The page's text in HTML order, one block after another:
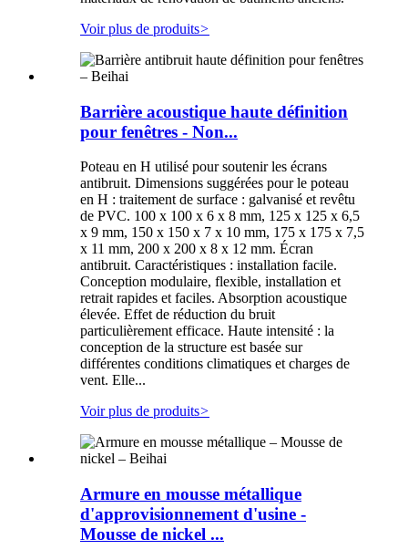
Voir plus de produits>
Barrière acoustique haute définition
pour fenêtres - Non...
Poteau en H utilisé pour soutenir les écrans
antibruit. Dimensions suggérées pour le poteau
en H : traitement de surface : galvanisé et revêtu
de PVC. 100 x 100 x 6 x 8 mm, 125 x 125 x 6,5
x 9 mm, 150 x 150 x 7 x 10 mm, 175 x 175 x 7,5
x 11 mm, 200 x 200 x 8 x 12 mm. Écran
antibruit. Caractéristiques : installation facile.
Conception modulaire, flexible, installation et
retrait rapides et faciles. Absorption acoustique
élevée. Effet de réduction du bruit
particulièrement efficace. Haute intensité : la
conception de la structure est basée sur
différentes conditions climatiques et charges de
vent. Elle...
Voir plus de produits>
Armure en mousse métallique
d'approvisionnement d'usine -
Mousse de nickel ...